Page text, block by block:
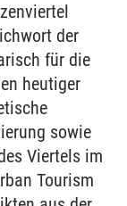
der
für die
heutiger
sowie
Viertels im
Tourism